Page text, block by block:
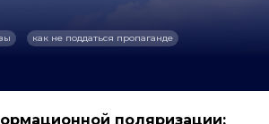
как не поддаться пропаганде
поляризации: